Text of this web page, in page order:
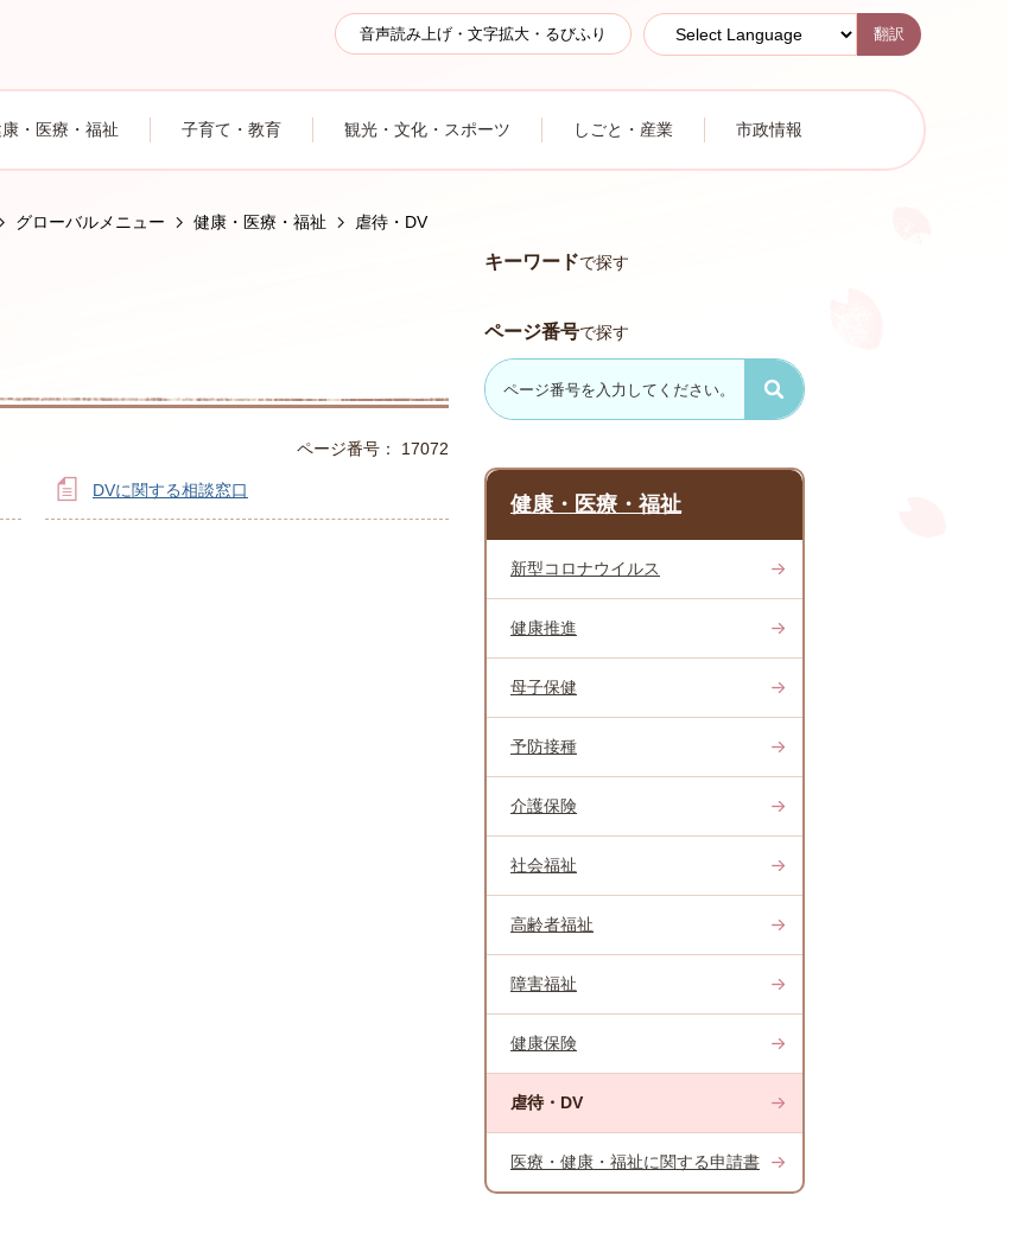
音声読み上げ・文字拡大・るびふり 翻訳
・医療・福祉 子育て・教育 観光・文化・スポーツ しごと・産業 市政情報
グローバルメニュー 健康・医療・福祉 虐待・DV
ページ番号： 17072
DVに関する相談窓口
キーワードで探す
ページ番号で探す
健康・医療・福祉
新型コロナウイルス
健康推進
母子保健
予防接種
介護保険
社会福祉
高齢者福祉
障害福祉
健康保険
虐待・DV
医療・健康・福祉に関する申請書